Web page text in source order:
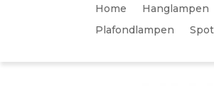
Home Hanglampen
Plafondlampen